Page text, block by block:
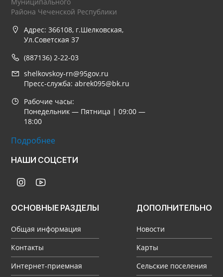
Района Чеченской Республики
Адрес: 366108, г.Шелковская,
Ул.Советская 37
(887136) 2-22-03
shelkovskoy-rn@95gov.ru
Пресс-служба: abrek095@bk.ru
Рабочие часы:
Понедельник — Пятница | 09:00 —
18:00
Подробнее
НАШИ СОЦСЕТИ
ОСНОВНЫЕ РАЗДЕЛЫ
Общая информация
Контакты
Интернет-приемная
ДОПОЛНИТЕЛЬНО
Новости
Карты
Сельские поселения